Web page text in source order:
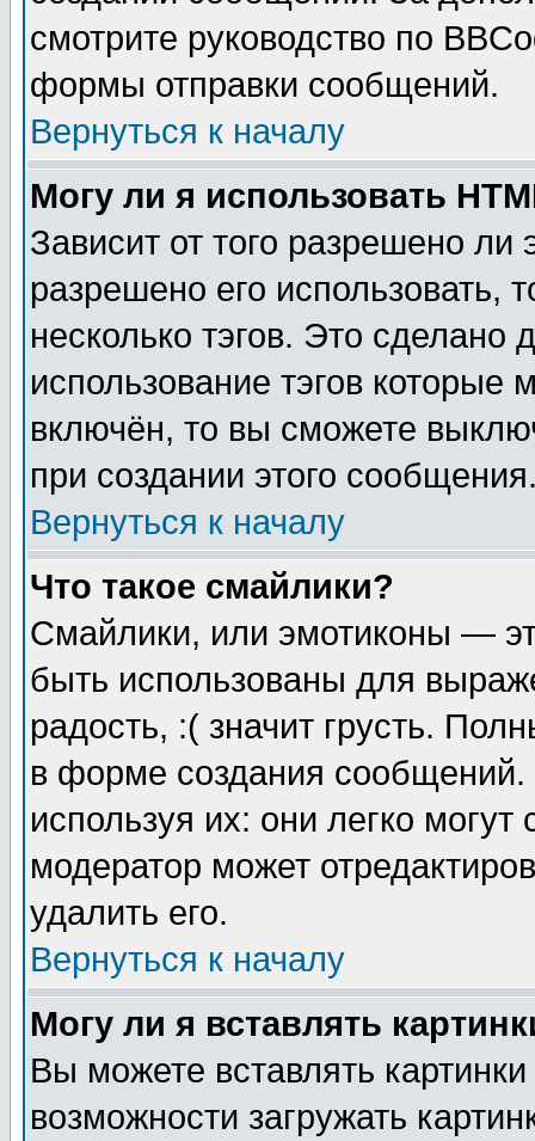
смотрите руководство по
формы отправки сообщений.
Вернуться к началу
Могу ли я использовать
Зависит от того разрешено
разрешено его использовать,
несколько тэгов. Это сделано
использование тэгов
включён, то вы сможете
при создании этого
Вернуться к началу
Что такое смайлики?
Смайлики, или эмотиконы —
быть использованы для
радость, :( значит грусть.
в форме создания сообщений.
используя их: они легко
модератор может
удалить его.
Вернуться к началу
Могу ли я вставлять
Вы можете вставлять
возможности загружать